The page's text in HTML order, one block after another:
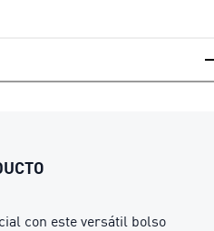
con este versátil bolso